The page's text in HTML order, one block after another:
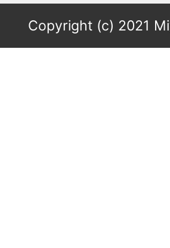
Copyright (c) 2021